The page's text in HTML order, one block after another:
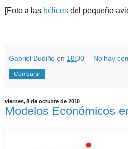
[Foto a las hélices del pequeño
Gabriel Budiño en 18:00 No hay
Compartir
viernes, 8 de octubre de 2010
Modelos Económicos